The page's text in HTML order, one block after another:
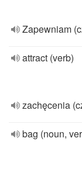
Zapewniam
attract (verb)
zachęcenia
bag (noun,